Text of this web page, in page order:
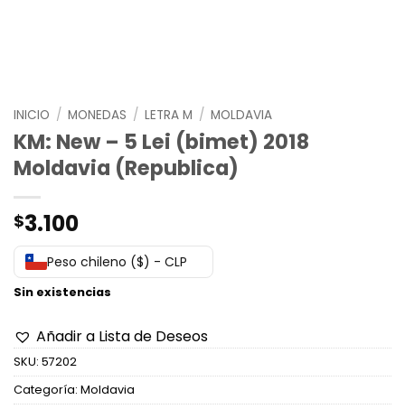
INICIO / MONEDAS / LETRA M / MOLDAVIA
KM: New – 5 Lei (bimet) 2018
Moldavia (Republica)
$3.100
Peso chileno ($) - CLP
Sin existencias
Añadir a Lista de Deseos
SKU: 57202
Categoría: Moldavia